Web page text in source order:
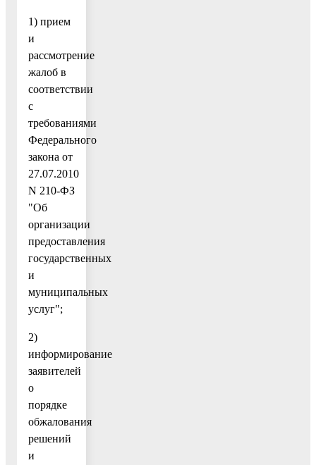
1) прием
и
рассмотрение
жалоб в
соответствии
с
требованиями
Федерального
закона от
27.07.2010
N 210-ФЗ
"Об
организации
предоставления
государственных
и
муниципальных
услуг";
2)
информирование
заявителей
о
порядке
обжалования
решений
и